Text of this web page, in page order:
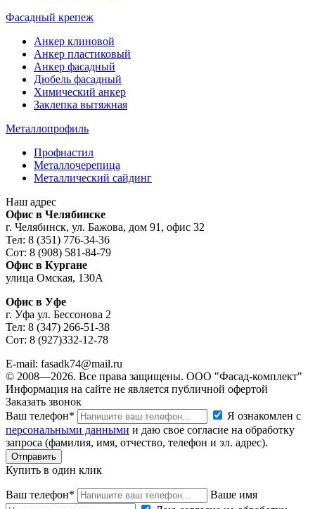
Фасадный крепеж
Анкер клиновой
Анкер пластиковый
Анкер фасадный
Дюбель фасадный
Химический анкер
Заклепка вытяжная
Металлопрофиль
Профнастил
Металлочерепица
Металлический сайдинг
Наш адрес
Офис в Челябинске
г. Челябинск, ул. Бажова, дом 91, офис 32
Тел: 8 (351) 776-34-36
Сот: 8 (908) 581-84-79
Офис в Кургане
улица Омская, 130А
Офис в Уфе
г. Уфа ул. Бессонова 2
Тел: 8 (347) 266-51-38
Сот: 8 (927)332-12-78
E-mail: fasadk74@mail.ru
© 2008—2026. Все права защищены. ООО "Фасад-комплект"
Информация на сайте не является публичной офертой
Заказать звонок
Ваш телефон*
Я ознакомлен с
персональными данными и даю свое согласие на обработку
запроса (фамилия, имя, отчество, телефон и эл. адрес).
Купить в один клик
Ваш телефон*
Ваше имя